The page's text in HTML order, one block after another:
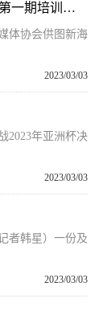
今日热门!大咖分享干货！海南省新媒体协会第一期培训成功开讲
体协会供图新海
2023/03/03
2023年亚洲杯决
2023/03/03
者韩星）一份及
2023/03/03